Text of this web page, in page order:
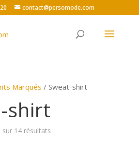
contact@persomode.com
Marqués / Sweat-shirt
shirt
14 résultatsTrié